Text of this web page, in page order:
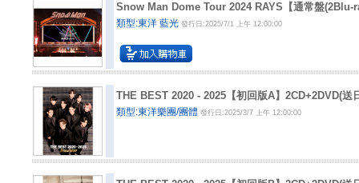
Snow Man Dome Tour 2024 RAYS【通常盤(2Blu-
類型:東洋 藍光發行日:2025/7/1 上午 12:00:00
THE BEST 2020 - 2025【初回版A】2CD+2DVD(送
類型:東洋樂團/團體發行日:2025/3/7 上午 12:00:00